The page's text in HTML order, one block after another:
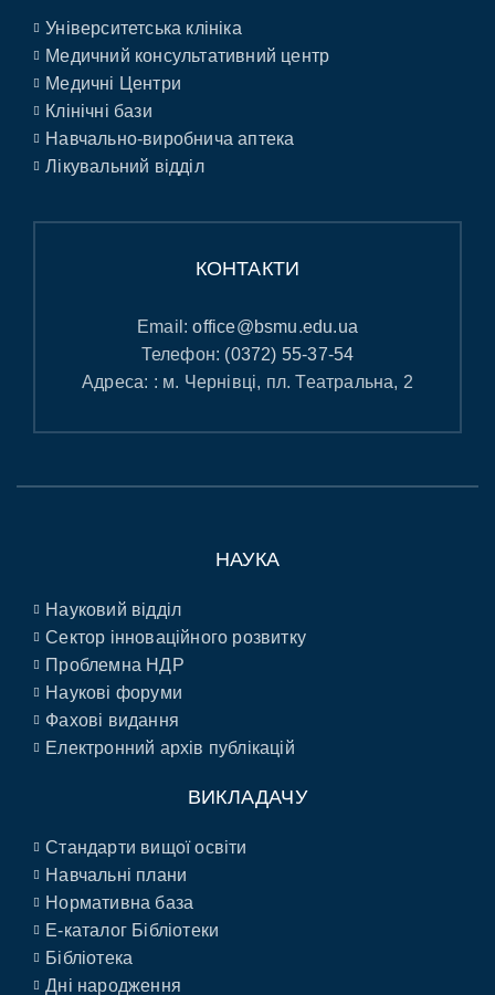
Університетська клініка
Медичний консультативний центр
Медичні Центри
Клінічні бази
Навчально-виробнича аптека
Лікувальний відділ
КОНТАКТИ
Email:office@bsmu.edu.ua
Телефон: (0372) 55-37-54
Адреса: : м. Чернівці, пл. Театральна, 2
НАУКА
Науковий відділ
Сектор інноваційного розвитку
Проблемна НДР
Наукові форуми
Фахові видання
Електронний архів публікацій
ВИКЛАДАЧУ
Стандарти вищої освіти
Навчальні плани
Нормативна база
E-каталог Бібліотеки
Бібліотека
Дні народження